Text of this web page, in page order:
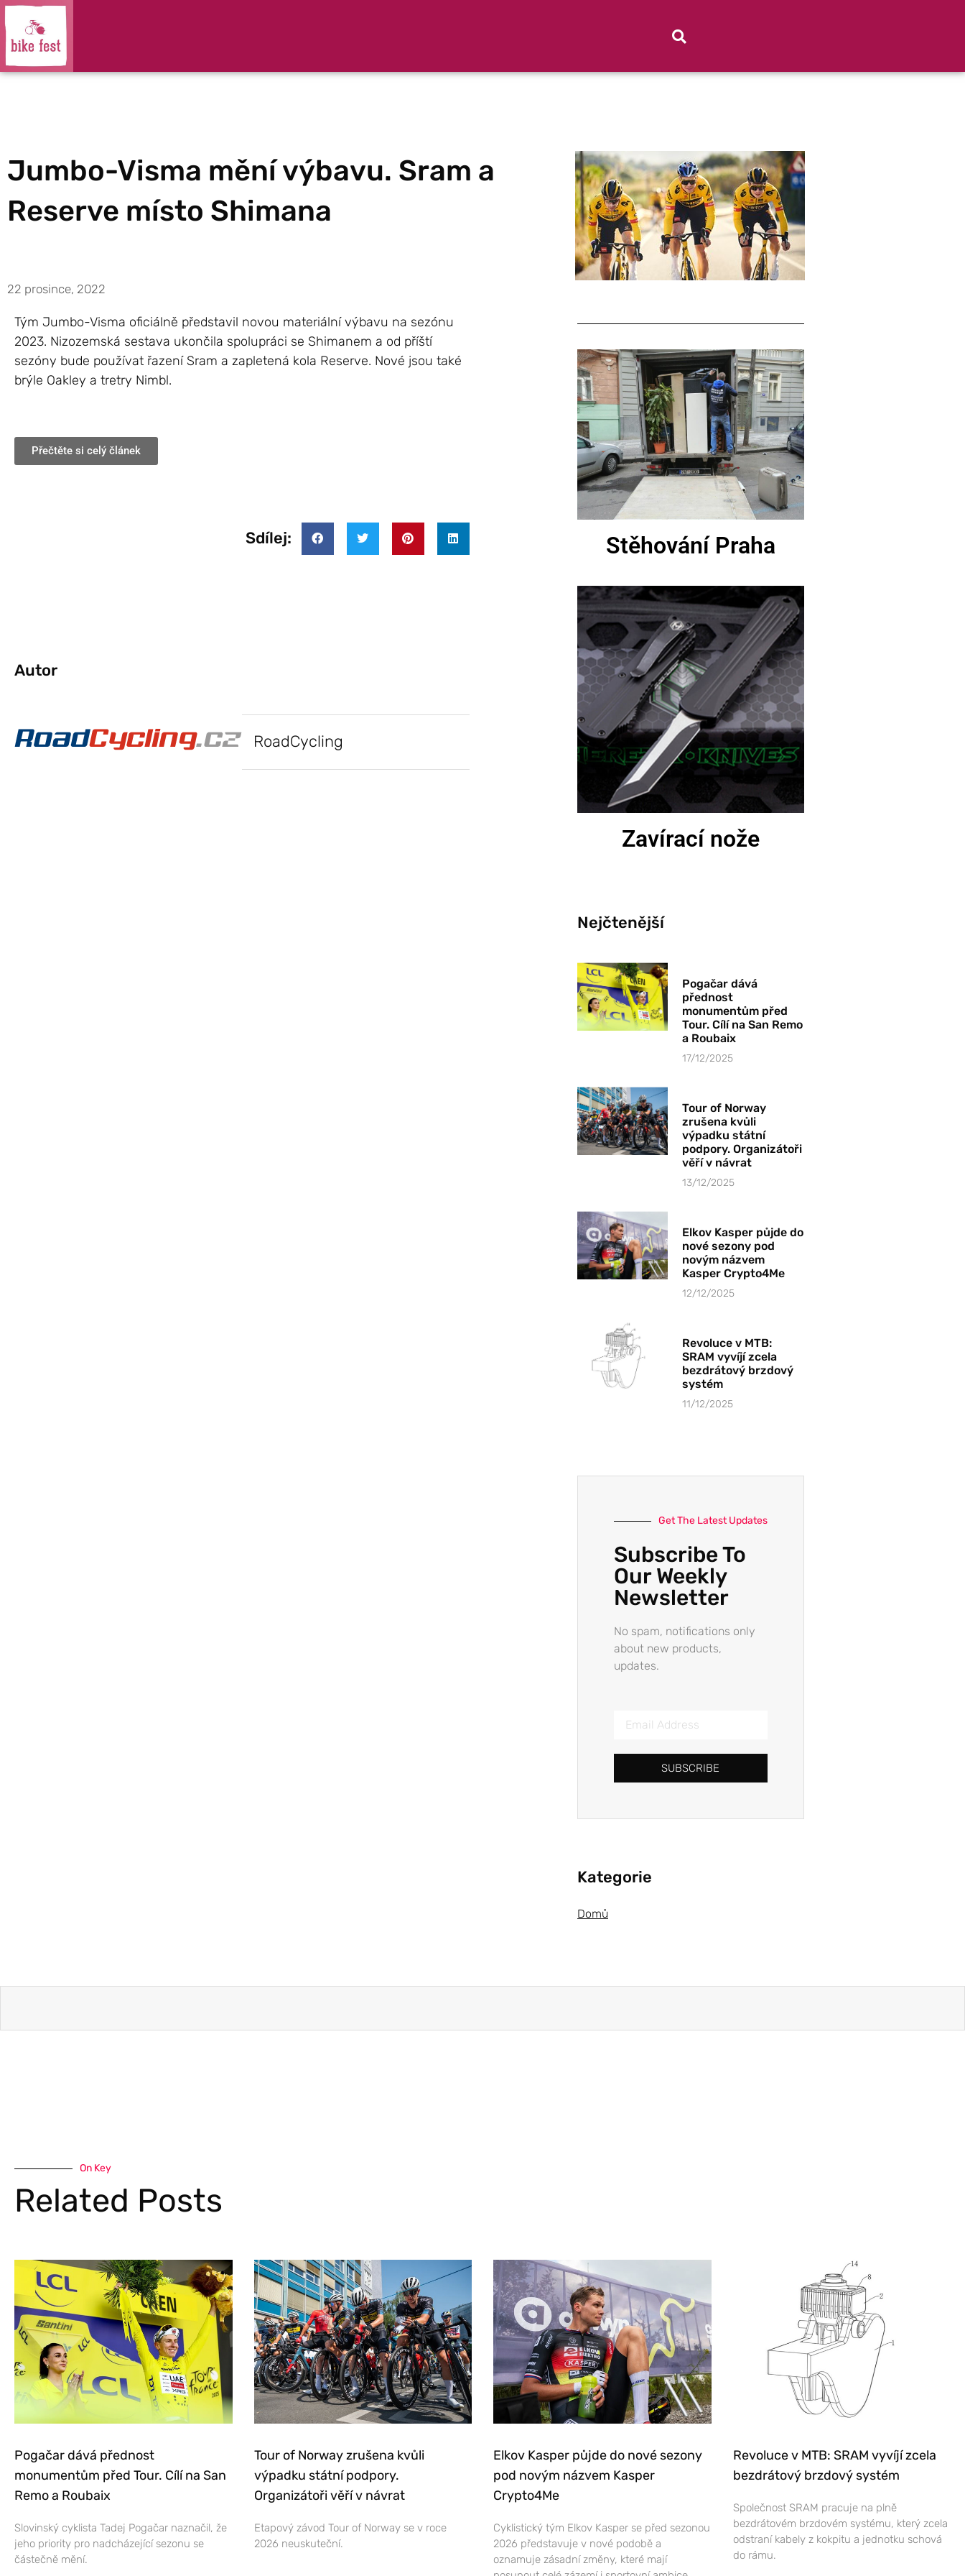
Jumbo-Visma mění výbavu. Sram a
Reserve místo Shimana
22 prosince, 2022
Tým Jumbo-Visma oficiálně představil novou materiální výbavu na sezónu
2023. Nizozemská sestava ukončila spolupráci se Shimanem a od příští
sezóny bude používat řazení Sram a zapletená kola Reserve. Nové jsou také
brýle Oakley a tretry Nimbl.
Přečtěte si celý článek
Sdílej:
Autor
RoadCycling
Stěhování Praha
Zavírací nože
Nejčtenější
Pogačar dává
přednost
monumentům před
Tour. Cílí na San Remo
a Roubaix
17/12/2025
Tour of Norway
zrušena kvůli
výpadku státní
podpory. Organizátoři
věří v návrat
13/12/2025
Elkov Kasper půjde do
nové sezony pod
novým názvem
Kasper Crypto4Me
12/12/2025
Revoluce v MTB:
SRAM vyvíjí zcela
bezdrátový brzdový
systém
11/12/2025
Get The Latest Updates
Subscribe To
Our Weekly
Newsletter
No spam, notifications only
about new products,
updates.
SUBSCRIBE
Kategorie
Domů
On Key
Related Posts
Pogačar dává přednost
monumentům před Tour. Cílí na San
Remo a Roubaix
Slovinský cyklista Tadej Pogačar naznačil, že
jeho priority pro nadcházející sezonu se
částečně mění.
Tour of Norway zrušena kvůli
výpadku státní podpory.
Organizátoři věří v návrat
Etapový závod Tour of Norway se v roce
2026 neuskuteční.
Elkov Kasper půjde do nové sezony
pod novým názvem Kasper
Crypto4Me
Cyklistický tým Elkov Kasper se před sezonou
2026 představuje v nové podobě a
oznamuje zásadní změny, které mají
Revoluce v MTB: SRAM vyvíjí zcela
bezdrátový brzdový systém
Společnost SRAM pracuje na plně
bezdrátovém brzdovém systému, který zcela
odstraní kabely z kokpitu a jednotku schová
do rámu.